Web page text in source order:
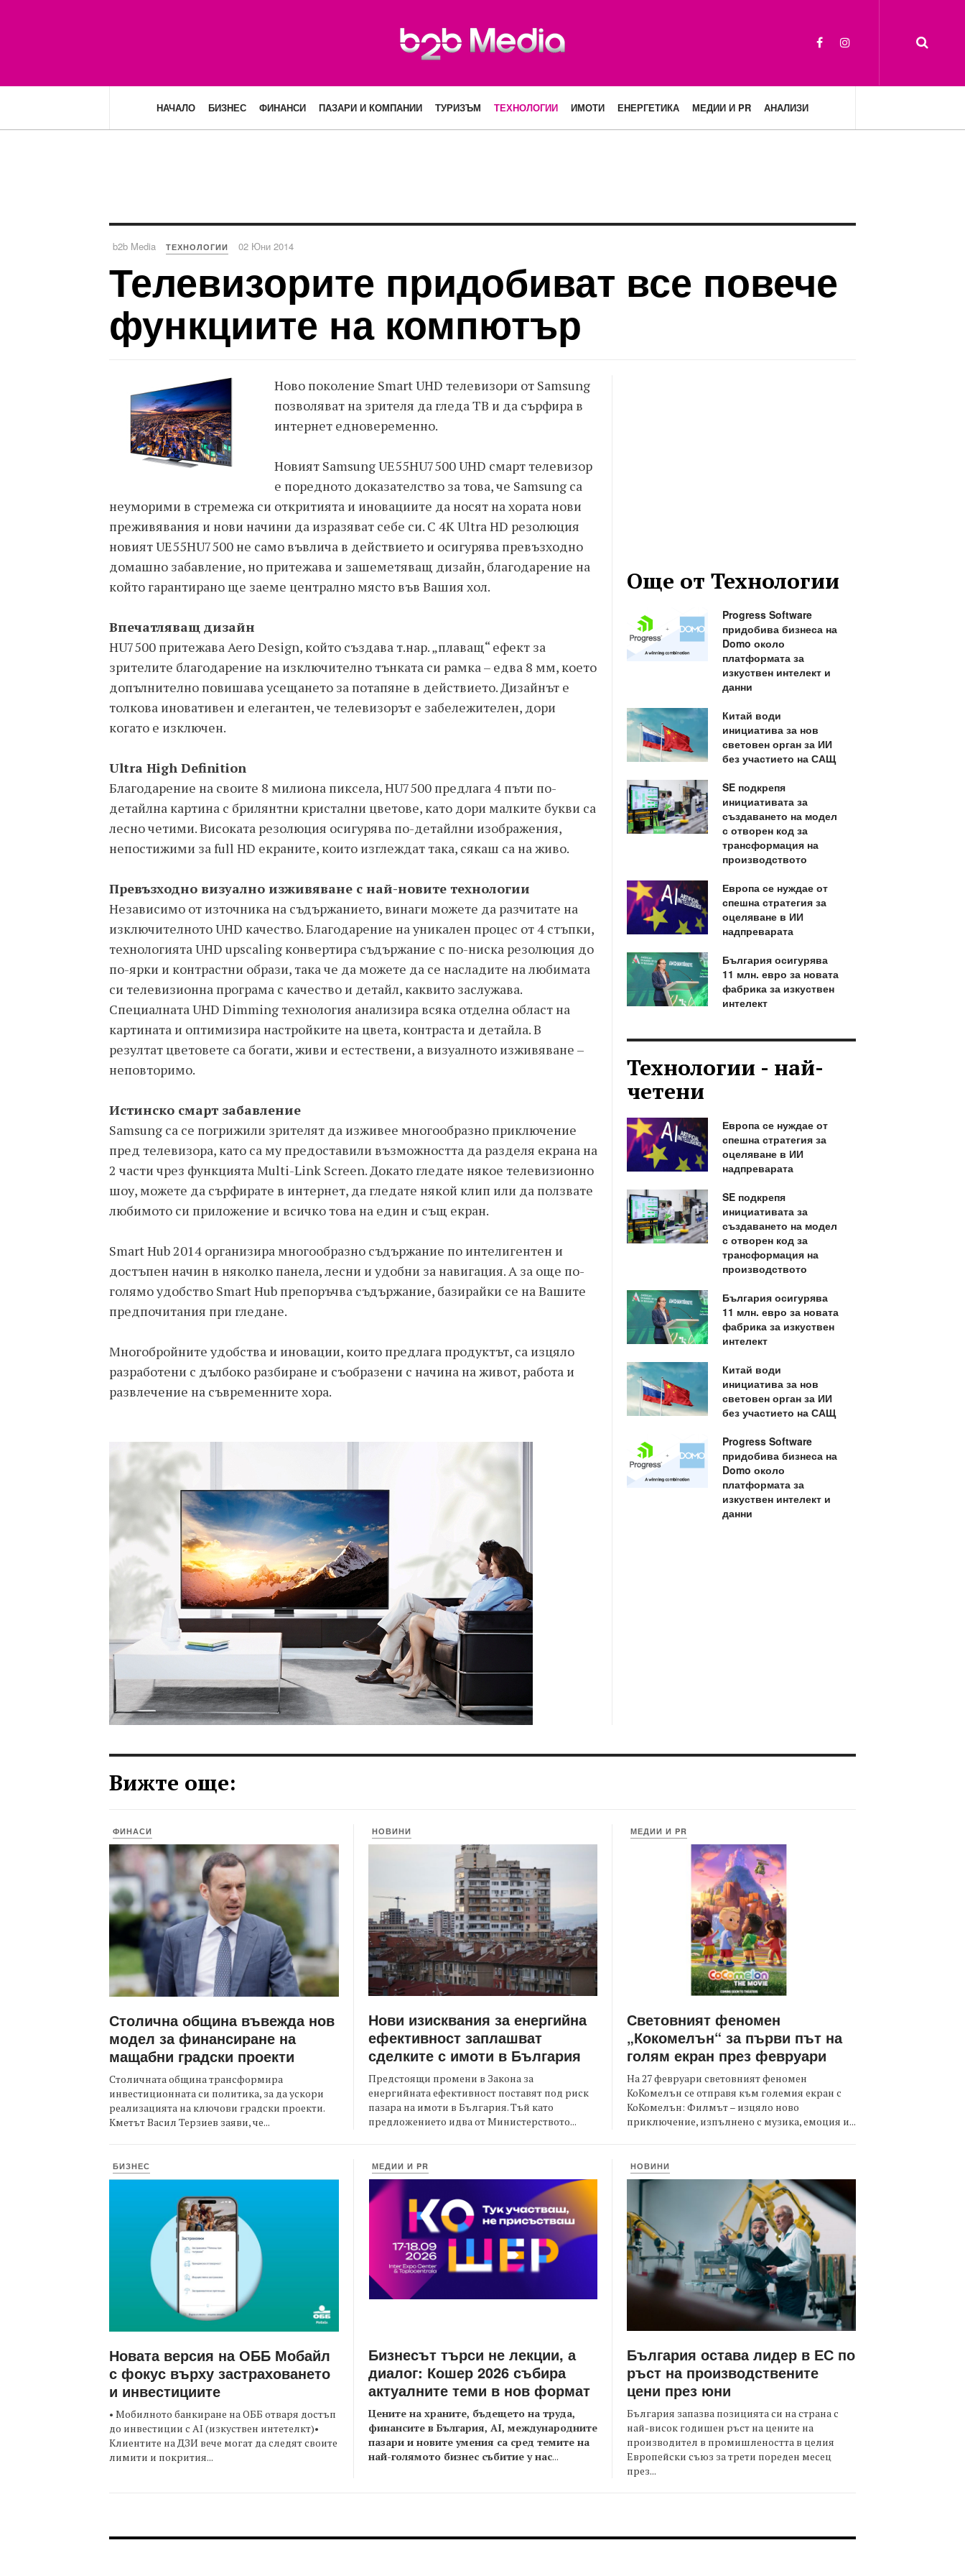
НАЧАЛО БИЗНЕС ФИНАНСИ ПАЗАРИ И КОМПАНИИ ТУРИЗЪМ ТЕХНОЛОГИИ ИМОТИ ЕНЕРГЕТИКА МЕДИИ И PR АНАЛИЗИ
b2b Media ТЕХНОЛОГИИ 02 Юни 2014
Телевизорите придобиват все повече
функциите на компютър
Ново поколение Smart UHD телевизори от Samsung
позволяват на зрителя да гледа ТВ и да сърфира в
интернет едновеременно.
Новият Samsung UE55HU7500 UHD смарт телевизор
е поредното доказателство за това, че Samsung са
неуморими в стремежа си откритията и иновациите да носят на хората нови
преживявания и нови начини да изразяват себе си. С 4К Ultra HD резолюция
новият UE55HU7500 не само въвлича в действието и осигурява превъзходно
домашно забавление, но притежава и зашеметяващ дизайн, благодарение на
който гарантирано ще заеме централно място във Вашия хол.
Впечатляващ дизайн
HU7500 притежава Aero Design, който създава т.нар. „плаващ“ ефект за
зрителите благодарение на изключително тънката си рамка – едва 8 мм, което
допълнително повишава усещането за потапяне в действието. Дизайнът е
толкова иновативен и елегантен, че телевизорът е забележителен, дори
когато е изключен.
Ultra High Definition
Благодарение на своите 8 милиона пиксела, HU7500 предлага 4 пъти по-
детайлна картина с брилянтни кристални цветове, като дори малките букви са
лесно четими. Високата резолюция осигурява по-детайлни изображения,
непостижими за full HD екраните, които изглеждат така, сякаш са на живо.
Превъзходно визуално изживяване с най-новите технологии
Независимо от източника на съдържанието, винаги можете да разчитате на
изключителното UHD качество. Благодарение на уникален процес от 4 стъпки,
технологията UHD upscaling конвертира съдържание с по-ниска резолюция до
по-ярки и контрастни образи, така че да можете да се насладите на любимата
си телевизионна програма с качество и детайл, каквито заслужава.
Специалната UHD Dimming технология анализира всяка отделна област на
картината и оптимизира настройките на цвета, контраста и детайла. В
резултат цветовете са богати, живи и естествени, а визуалното изживяване –
неповторимо.
Истинско смарт забавление
Samsung са се погрижили зрителят да изживее многообразно приключение
пред телевизора, като са му предоставили възможността да разделя екрана на
2 части чрез функцията Multi-Link Screen. Докато гледате някое телевизионно
шоу, можете да сърфирате в интернет, да гледате някой клип или да ползвате
любимото си приложение и всичко това на един и същ екран.
Smart Hub 2014 организира многообразно съдържание по интелигентен и
достъпен начин в няколко панела, лесни и удобни за навигация. А за още по-
голямо удобство Smart Hub препоръчва съдържание, базирайки се на Вашите
предпочитания при гледане.
Многобройните удобства и иновации, които предлага продуктът, са изцяло
разработени с дълбоко разбиране и съобразени с начина на живот, работа и
развлечение на съвременните хора.
Още от Технологии
Progress Software
придобива бизнеса на
Domo около
платформата за
изкуствен интелект и
данни
Китай води
инициатива за нов
световен орган за ИИ
без участието на САЩ
SE подкрепя
инициативата за
създаването на модел
с отворен код за
трансформация на
производството
Европа се нуждае от
спешна стратегия за
оцеляване в ИИ
надпреварата
България осигурява
11 млн. евро за новата
фабрика за изкуствен
интелект
Технологии - най-
четени
Европа се нуждае от
спешна стратегия за
оцеляване в ИИ
надпреварата
SE подкрепя
инициативата за
създаването на модел
с отворен код за
трансформация на
производството
България осигурява
11 млн. евро за новата
фабрика за изкуствен
интелект
Китай води
инициатива за нов
световен орган за ИИ
без участието на САЩ
Progress Software
придобива бизнеса на
Domo около
платформата за
изкуствен интелект и
данни
Вижте още:
ФИНАСИ
Столична община въвежда нов
модел за финансиране на
мащабни градски проекти
Столичната община трансформира
инвестиционната си политика, за да ускори
реализацията на ключови градски проекти.
Кметът Васил Терзиев заяви, че...
НОВИНИ
Нови изисквания за енергийна
ефективност заплашват
сделките с имоти в България
Предстоящи промени в Закона за
енергийната ефективност поставят под риск
пазара на имоти в България. Тъй като
предложението идва от Министерството...
МЕДИИ И PR
Световният феномен
„Кокомелън“ за първи път на
голям екран през февруари
На 27 февруари световният феномен
КоКомелън се отправя към големия екран с
КоКомелън: Филмът – изцяло ново
приключение, изпълнено с музика, емоция и...
БИЗНЕС
Новата версия на ОББ Мобайл
с фокус върху застраховането
и инвестициите
• Мобилното банкиране на ОББ отваря достъп
до инвестиции с AI (изкуствен интетелкт)•
Клиентите на ДЗИ вече могат да следят своите
лимити и покрития...
МЕДИИ И PR
Бизнесът търси не лекции, а
диалог: Кошер 2026 събира
актуалните теми в нов формат
Цените на храните, бъдещето на труда,
финансите в България, AI, международните
пазари и новите умения са сред темите на
най-голямото бизнес събитие у нас...
НОВИНИ
България остава лидер в ЕС по
ръст на производствените
цени през юни
България запазва позицията си на страна с
най-висок годишен ръст на цените на
производител в промишлеността в целия
Европейски съюз за трети пореден месец
през...